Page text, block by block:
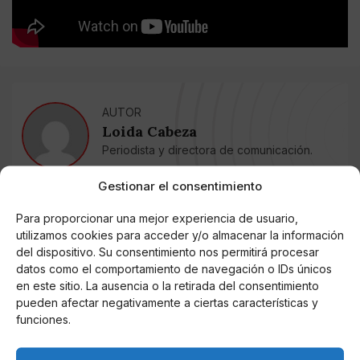
Gestionar el consentimiento
Para proporcionar una mejor experiencia de usuario,
utilizamos cookies para acceder y/o almacenar la información
del dispositivo. Su consentimiento nos permitirá procesar
datos como el comportamiento de navegación o IDs únicos
en este sitio. La ausencia o la retirada del consentimiento
pueden afectar negativamente a ciertas características y
funciones.
AUTOR
Loida Cabeza
Periodista y directora de comunicación.
Noticias relacionadas
Online Casino
Mejores Cripto Casinos Online en
Colombia 2025: Bitcoin Casinos